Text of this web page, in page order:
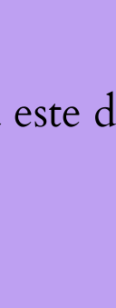
este